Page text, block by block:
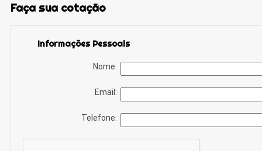
Faça sua cotação
Informações Pessoais
Nome:
Email:
Telefone: